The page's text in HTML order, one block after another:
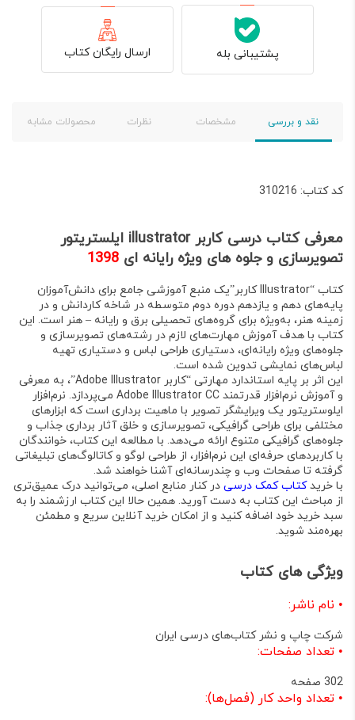
پشتیبانی بله ارسال رایگان کتاب
نقد و بررسی مشخصات نظرات محصولات مشابه
کد کتاب: 310216
معرفی کتاب درسی کاربر illustrator ایلستریتور
تصویرسازی و جلوه های ویژه رایانه ای 1398
کتاب “Illustrator کاربر” یک منبع آموزشی جامع برای دانش‌آموزان
پایه‌های دهم و یازدهم دوره دوم متوسطه در شاخه کاردانش و در
زمینه هنر، به‌ویژه برای گروه‌های تحصیلی برق و رایانه – هنر است. این
کتاب با هدف آموزش مهارت‌های لازم در رشته‌های تصویرسازی و
جلوه‌های ویژه رایانه‌ای، دستیاری طراحی لباس و دستیاری تهیه
لباس‌های نمایشی تدوین شده است.
این اثر بر پایه استاندارد مهارتی “کاربر Adobe Illustrator”
، به معرفی
و آموزش نرم‌افزار قدرتمند Adobe Illustrator CC می‌پردازد. نرم‌افزار
ایلوستریتور یک ویرایشگر تصویر با ماهیت برداری است که ابزارهای
مختلفی برای طراحی گرافیکی، تصویرسازی و خلق آثار برداری جذاب و
جلوه‌های گرافیکی متنوع ارائه می‌دهد. با مطالعه این کتاب، خوانندگان
با کاربردهای حرفه‌ای این نرم‌افزار، از طراحی لوگو و کاتالوگ‌های تبلیغاتی
گرفته تا صفحات وب و چندرسانه‌ای آشنا خواهند شد.
با خریدکتاب کمک درسی در کنار منابع اصلی، می‌توانید درک عمیق‌تری
از مباحث این کتاب به دست آورید. همین حالا این کتاب ارزشمند را به
سبد خرید خود اضافه کنید و از امکان خرید آنلاین سریع و مطمئن
بهره‌مند شوید.
ویژگی های کتاب
• نام ناشر:
شرکت چاپ و نشر کتاب‌های درسی ایران
• تعداد صفحات:
302 صفحه
• تعداد واحد کار (فصل‌ها):